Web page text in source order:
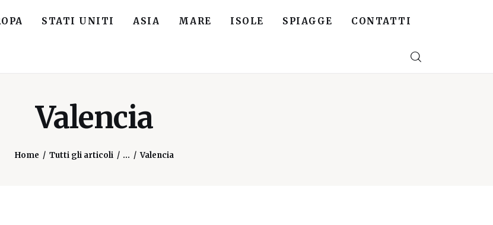
STATI UNITI ASIA MARE ISOLE SPIAGGE CONTATTI
Valencia
Home Tutti gli articoli ... Valencia